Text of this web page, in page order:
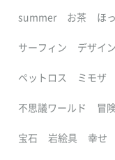
summer お茶 ほ
サーフィン デザイン
ペットロス ミモザ
不思議ワールド 冒
宝石 岩絵具 幸せ